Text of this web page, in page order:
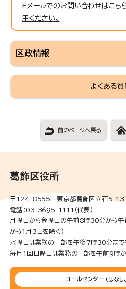
Eメールでのお問い合わせはこち
用ください。
区政情報
よくある質
前のページへ戻る
葛飾区役所
〒124-8555 東京都葛飾区立石5-
電話：03-3695-1111（代表）
月曜日から金曜日の午前8時30分から午
から1月3日を除く)
水曜日は業務の一部を午後7時30分まで
毎月1回日曜日は業務の一部を午前9時か
コールセンター (はなし